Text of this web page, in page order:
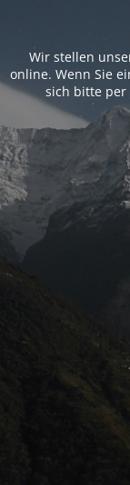
Wir stellen
online. Wenn Sie
sich bitte per